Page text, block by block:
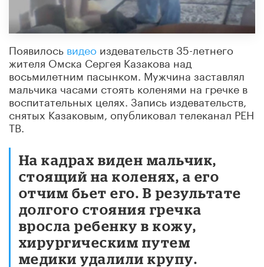
Появилось видео издевательств 35-летнего
жителя Омска Сергея Казакова над
восьмилетним пасынком. Мужчина заставлял
мальчика часами стоять коленями на гречке в
воспитательных целях. Запись издевательств,
снятых Казаковым, опубликовал телеканал РЕН
ТВ.
На кадрах виден мальчик,
стоящий на коленях, а его
отчим бьет его. В результате
долгого стояния гречка
вросла ребенку в кожу,
хирургическим путем
медики удалили крупу.